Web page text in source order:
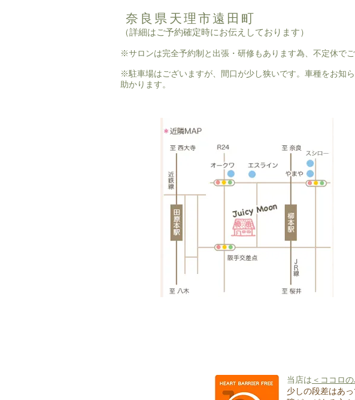
奈良県天理市遠田町
（詳細はご予約確定時にお伝えしております）
※サロンは完全予約制と出張・研修もあります為、不定休でご
※駐車場はございますが、間口が少し狭いです。車種をお知
助かります。
当店は ＜ココロ
少しの段差はあ